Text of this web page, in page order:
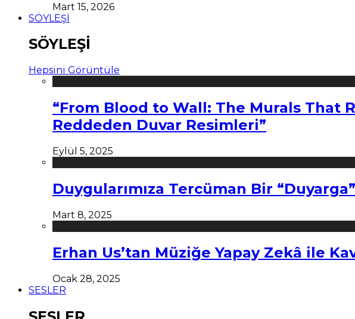
Mart 15, 2026
SÖYLEŞİ
SÖYLEŞİ
Hepsini Görüntüle
“From Blood to Wall: The Murals That
Reddeden Duvar Resimleri”
Eylül 5, 2025
Duygularımıza Tercüman Bir
Mart 8, 2025
Erhan Us’tan Müziğe Yapay Zekâ ile
Ocak 28, 2025
SESLER